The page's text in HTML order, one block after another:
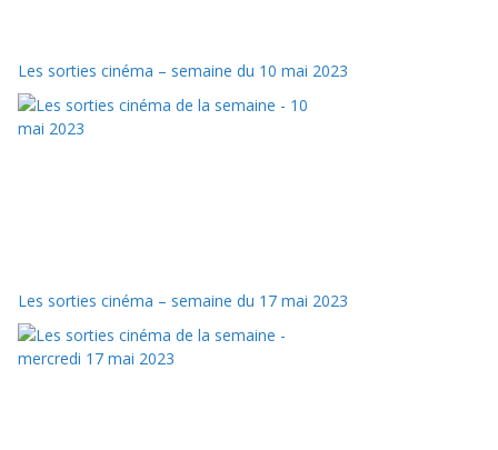
Les sorties cinéma – semaine du 10 mai 2023
Les sorties cinéma – semaine du 17 mai 2023